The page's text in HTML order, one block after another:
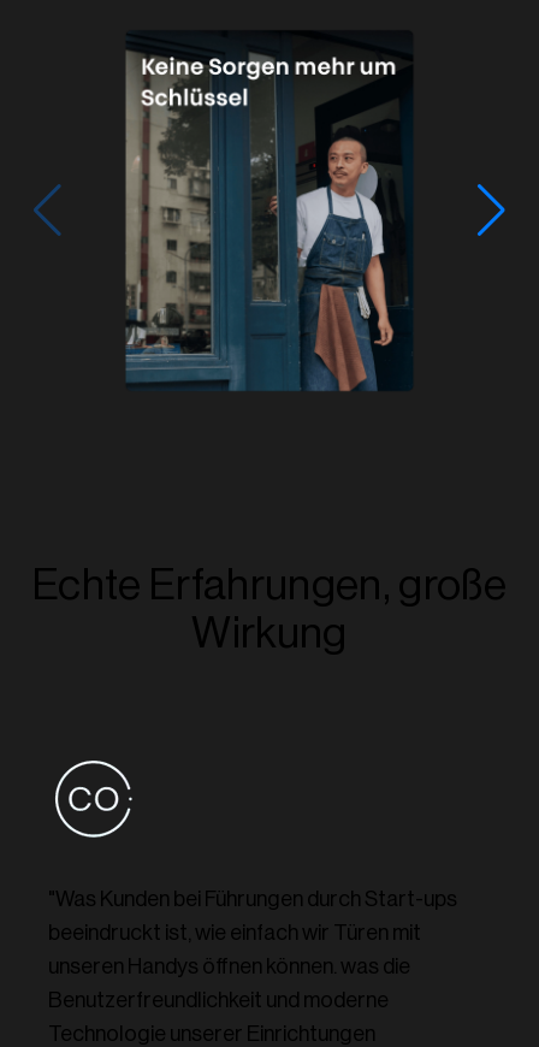
Echte Erfahrungen, große
Wirkung
"Was Kunden bei Führungen durch Start-ups
beeindruckt ist, wie einfach wir Türen mit
unseren Handys öffnen können. was die
Benutzerfreundlichkeit und moderne
Technologie unserer Einrichtungen